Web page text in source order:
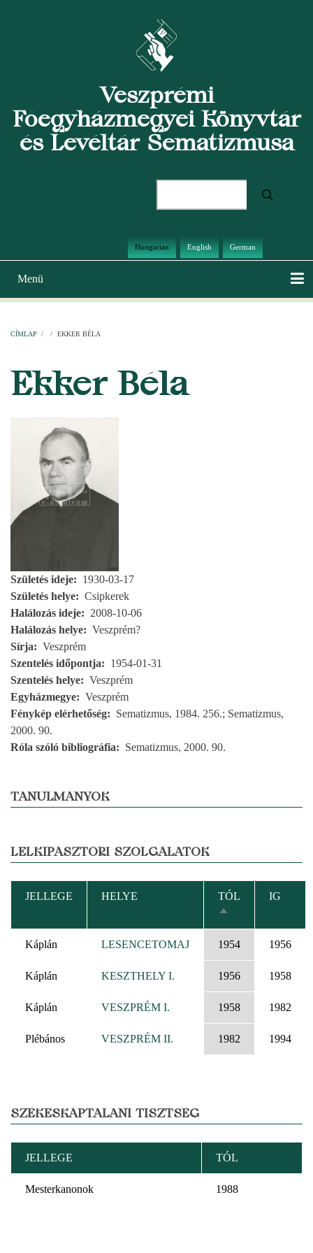
Veszprémi
Főegyházmegyei Könyvtár
és Levéltár Sematizmusa
Hungarian English German
Main
navigation
Menü
CÍMLAP / / EKKER BÉLA
Ekker Béla
Születés ideje
1930-03-17
Születés helye
Csipkerek
Halálozás ideje
2008-10-06
Halálozás helye
Veszprém?
Sírja
Veszprém
Szentelés időpontja
1954-01-31
Szentelés helye
Veszprém
Egyházmegye
Veszprém
Fénykép elérhetőség
Sematizmus, 1984. 256.; Sematizmus,
2000. 90.
Róla szóló bibliográfia
Sematizmus, 2000. 90.
TANULMÁNYOK
LELKIPÁSZTORI SZOLGÁLATOK
JELLEGE HELYE
TÓL
CSÖKKENŐ
RENDEZÉS
IG
Káplán LESENCETOMAJ 1954 1956
Káplán KESZTHELY I. 1956 1958
Káplán VESZPRÉM I. 1958 1982
Plébános VESZPRÉM II. 1982 1994
SZÉKESKÁPTALANI TISZTSÉG
JELLEGE TÓL
Mesterkanonok 1988